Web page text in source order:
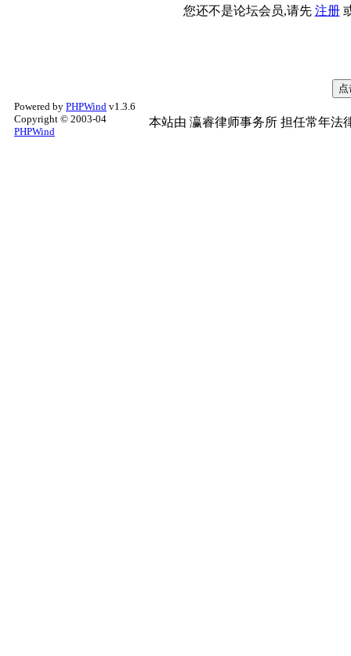
您还不是论坛会员,请先 注册
Powered by PHPWind v1.3.6
Copyright © 2003-04
PHPWind
本站由 瀛睿律师事务所 担任常年法